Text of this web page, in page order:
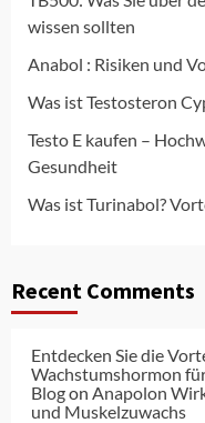
wissen sollten
Anabol : Risiken und
Was ist Testosteron
Testo E kaufen –
Gesundheit
Was ist Turinabol?
Recent Comments
Entdecken Sie die
Wachstumshormon
Blogon Anapolon
und Muskelzuwachs